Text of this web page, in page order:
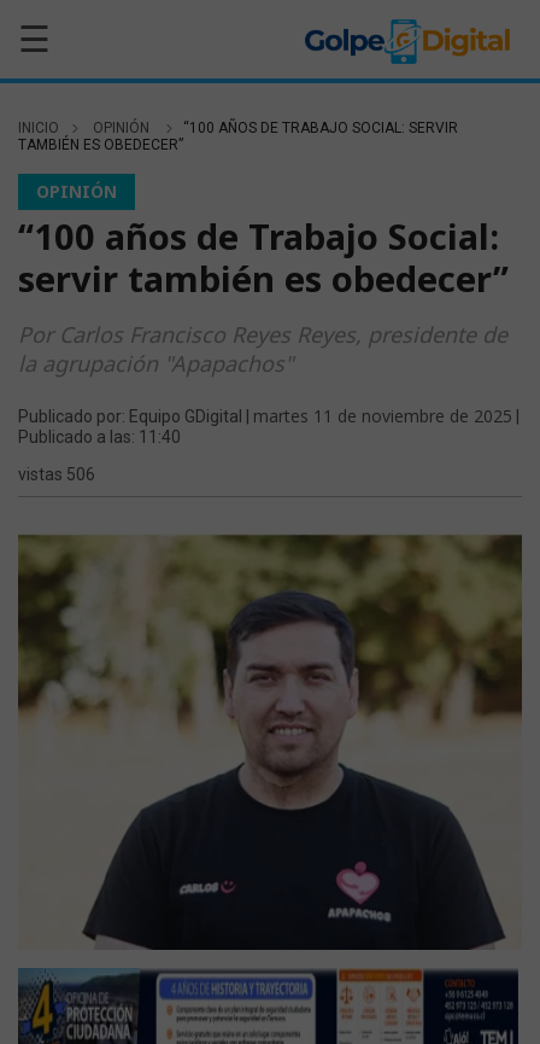
☰
INICIO OPINIÓN
“100 AÑOS DE TRABAJO SOCIAL: SERVIR
TAMBIÉN ES OBEDECER”
OPINIÓN
“100 años de Trabajo Social:
servir también es obedecer”
Por Carlos Francisco Reyes Reyes, presidente de
la agrupación "Apapachos"
Publicado por: Equipo GDigital | martes 11 de noviembre de 2025
Publicado a las: 11:40
vistas 506